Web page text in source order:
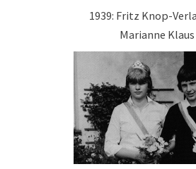
1939: Fritz Knop-
Marianne Klaus